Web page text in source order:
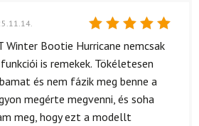
Értékelés:
Winter Bootie Hurricane nemcsak
is remekek. Tökéletesen
és nem fázik meg benne a
megérte megvenni, és soha
meg, hogy ezt a modellt